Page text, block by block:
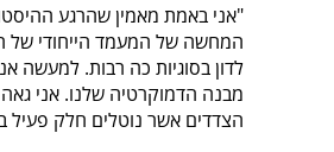
"אני באמת מאמין שהרגע
המחשה של המעמד הייחודי של
לדון בסוגיות כה רבות. למעשה
מבנה הדמוקרטיה שלנו. אני גאה
הצדדים אשר נוטלים חלק פעיל